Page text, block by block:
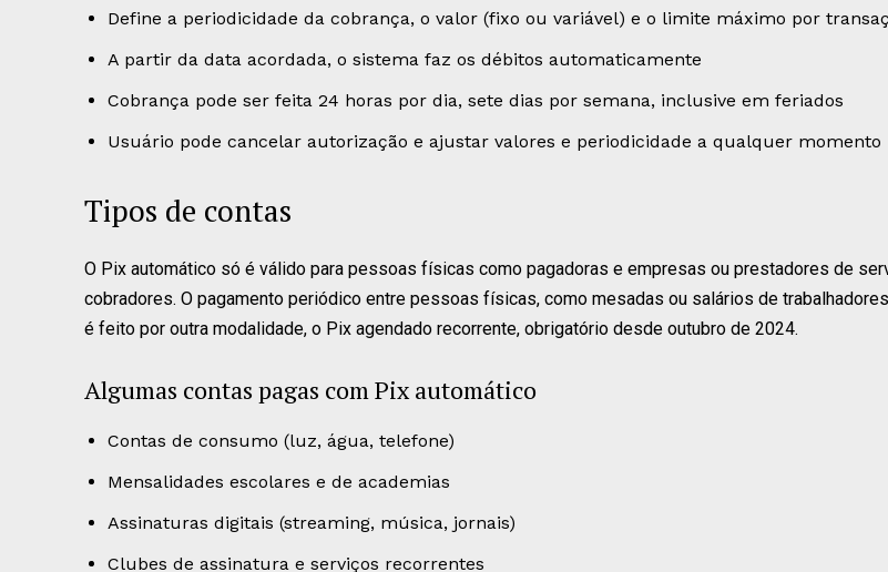
Define a periodicidade da cobrança, o valor (fixo ou variável) e o limite máximo por
A partir da data acordada, o sistema faz os débitos automaticamente
Cobrança pode ser feita 24 horas por dia, sete dias por semana, inclusive em feriados
Usuário pode cancelar autorização e ajustar valores e periodicidade a qualquer momento
Tipos de contas
O Pix automático só é válido para pessoas físicas como pagadoras e empresas ou prestadores de
cobradores. O pagamento periódico entre pessoas físicas, como mesadas ou salários de
é feito por outra modalidade, o Pix agendado recorrente, obrigatório desde outubro de 2024.
Algumas contas pagas com Pix automático
Contas de consumo (luz, água, telefone)
Mensalidades escolares e de academias
Assinaturas digitais (streaming, música, jornais)
Clubes de assinatura e serviços recorrentes